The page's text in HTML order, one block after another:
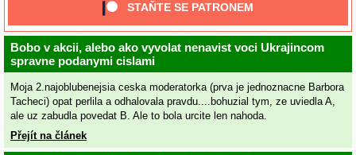
STAŇTE SE PATRONEM
Bobo v akcii, alebo ako vyvolat nenavist voci Ukrajincom
spravne podanymi cislami
Moja 2.najoblubenejsia ceska moderatorka (prva je jednoznacne Barbora
Tacheci) opat perlila a odhalovala pravdu....bohuzial tym, ze uviedla A,
ale uz zabudla povedat B. Ale to bola urcite len nahoda.
Přejít na článek